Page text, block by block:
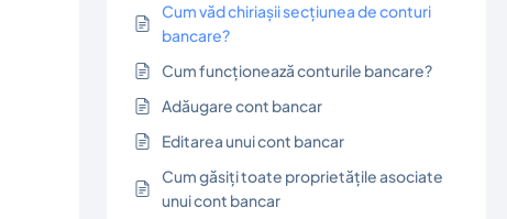
Cum văd chiriașii secțiunea de conturi
bancare?
Cum funcționează conturile bancare?
Adăugare cont bancar
Editarea unui cont bancar
Cum găsiți toate proprietățile asociate
unui cont bancar